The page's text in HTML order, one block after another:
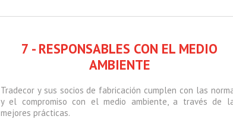
7 - RESPONSABLES CON EL MEDIO
AMBIENTE
Tradecor y sus socios de fabricación cumplen con las
y el compromiso con el medio ambiente, a través de
mejores prácticas.